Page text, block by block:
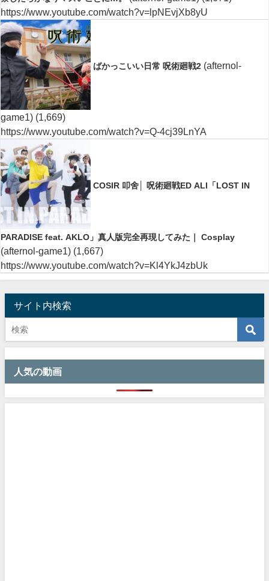
https://www.youtube.com/watch?v=lpNEvjXb8yU
ばかっこいい日常 呪術廻戦2 (afternol-
game1) (1,669)
https://www.youtube.com/watch?v=Q-4cj39LnYA
COSIR 叩舍│ 呪術廻戦ED ALI「LOST IN
PARADISE feat. AKLO」真人版完全再現してみた｜ Cosplay
(afternol-game1) (1,667)
https://www.youtube.com/watch?v=Kl4YkJ4zbUk
サイト内検索
人気の動画